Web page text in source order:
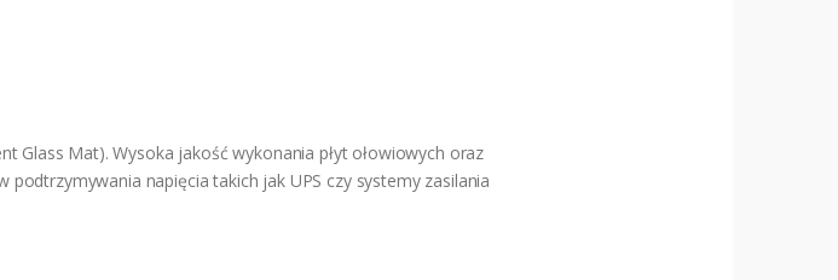
Glass Mat). Wysoka jakość wykonania płyt ołowiowych oraz
napięcia takich jak UPS czy systemy zasilania